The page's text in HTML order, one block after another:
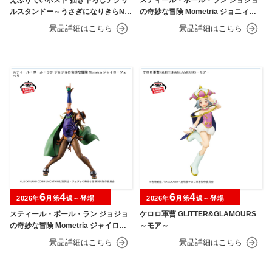
ルスタンドー～うさぎになりきらNIG
の奇妙な冒険 Mometria ジョニィ・
ジョースター
スティール・ボール・ラン ジョジョ
の奇妙な冒険 Mometria ジャイロ・
2026年6月第4週～登場
ケロロ軍曹 GLITTER&GLAMOURS
～モア～
2026年6月第4週～登場